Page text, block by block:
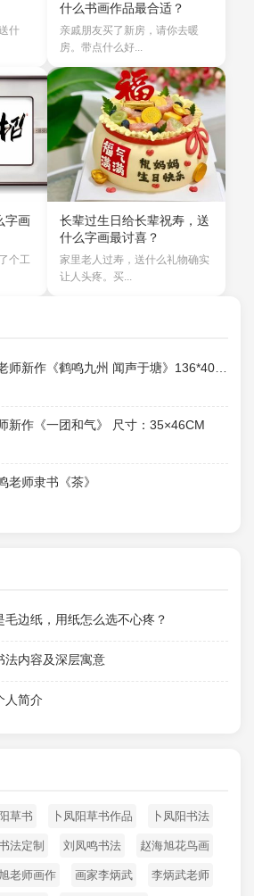
什
什么书画作品最合适？
亲戚朋友买了新房，请你去暖
房。带点什么好...
字画
个工
长辈过生日给长辈祝寿，送
什么字画最讨喜？
家里老人过寿，送什么礼物确实
让人头疼。买...
新作《一团和气》 ​尺寸：35×46CM
老师隶书《茶》
边纸，用纸怎么选不心疼？
法内容及深层寓意
人简介
草书 卜凤阳草书作品 卜凤阳书法
法定制 刘凤鸣书法 赵海旭花鸟画
老师画作 画家李炳武 李炳武老师